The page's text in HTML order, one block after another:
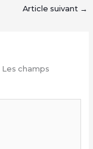
Article suivant →
Les champs